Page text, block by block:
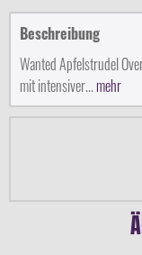
Beschreibung
Wanted Apfelstrudel
mit intensiver...mehr